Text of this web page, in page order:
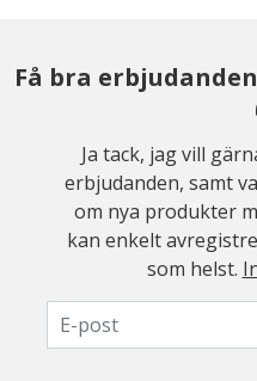
Få bra
Ja tack, jag vill
erbjudanden, samt
om nya produkter
kan enkelt
som helst.